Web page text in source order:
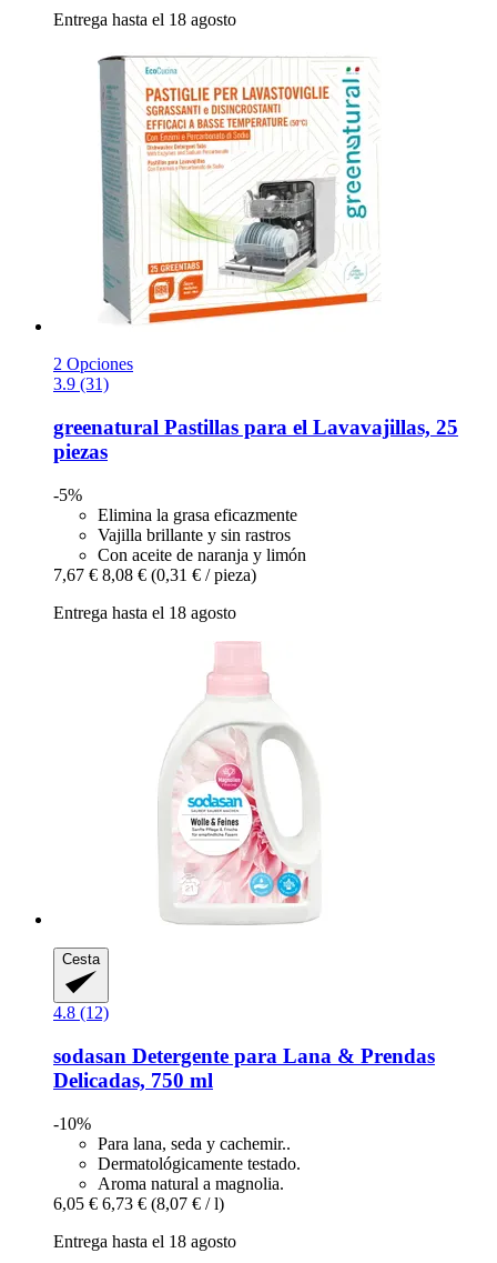
Entrega hasta el 18 agosto
2 Opciones
3.9 (31)
greenatural Pastillas para el Lavavajillas, 25
piezas
-5%
Elimina la grasa eficazmente
Vajilla brillante y sin rastros
Con aceite de naranja y limón
7,67 € 8,08 € (0,31 € / pieza)
Entrega hasta el 18 agosto
Cesta
4.8 (12)
sodasan Detergente para Lana & Prendas
Delicadas, 750 ml
-10%
Para lana, seda y cachemir..
Dermatológicamente testado.
Aroma natural a magnolia.
6,05 € 6,73 € (8,07 € / l)
Entrega hasta el 18 agosto